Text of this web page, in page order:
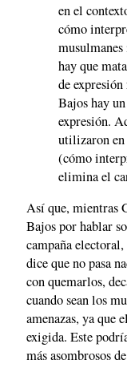
en el
cómo
hay que
de
Bajos hay
expresión.
utilizaron en
(cómo
elimina el
Así que, mientras
Bajos por hablar
campaña
dice que no pasa
con quemarlos,
cuando sean los
amenazas, ya que
exigida. Este
más asombrosos